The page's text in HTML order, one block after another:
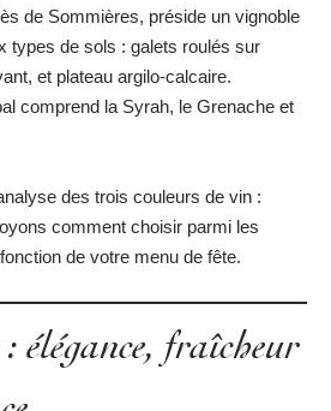
de Sommières, préside un vignoble
types de sols : galets roulés sur
et plateau argilo-calcaire.
comprend la Syrah, le Grenache et
des trois couleurs de vin :
comment choisir parmi les
de votre menu de fête.
élégance, fraîcheur